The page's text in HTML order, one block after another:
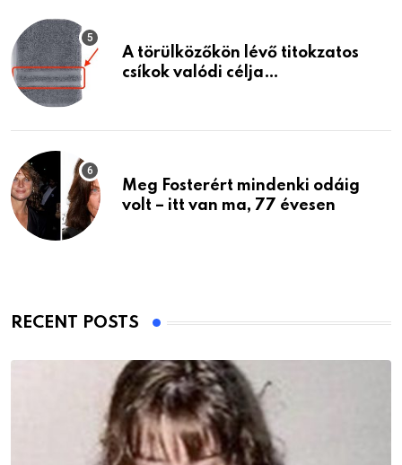
A törülközőkön lévő titokzatos
csíkok valódi célja…
Meg Fosterért mindenki odáig
volt – itt van ma, 77 évesen
RECENT POSTS